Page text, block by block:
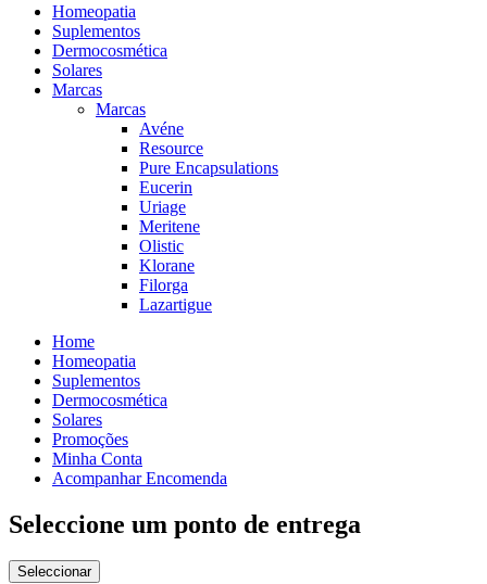
Homeopatia
Suplementos
Dermocosmética
Solares
Marcas
Marcas
Avéne
Resource
Pure Encapsulations
Eucerin
Uriage
Meritene
Olistic
Klorane
Filorga
Lazartigue
Home
Homeopatia
Suplementos
Dermocosmética
Solares
Promoções
Minha Conta
Acompanhar Encomenda
Seleccione um ponto de entrega
Seleccionar